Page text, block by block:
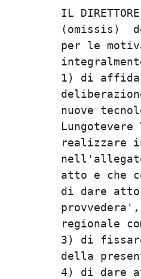
IL
per le
1) di
nuove
atto e
di dare
3) di
della
4) di